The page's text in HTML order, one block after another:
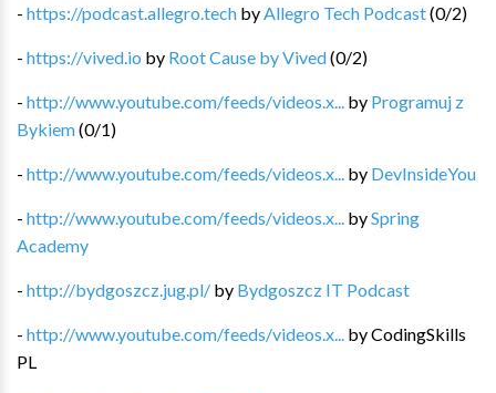
- https://podcast.allegro.tech by Allegro Tech Podcast(0/2)
- https://vived.io by Root Cause by Vived(0/2)
- http://www.youtube.com/feeds/videos.x... by Programuj z
Bykiem(0/1)
- http://www.youtube.com/feeds/videos.x... by DevInsideYou
- http://www.youtube.com/feeds/videos.x... bySpring
Academy
- http://bydgoszcz.jug.pl/ by Bydgoszcz IT Podcast
- http://www.youtube.com/feeds/videos.x... byCodingSkills
PL